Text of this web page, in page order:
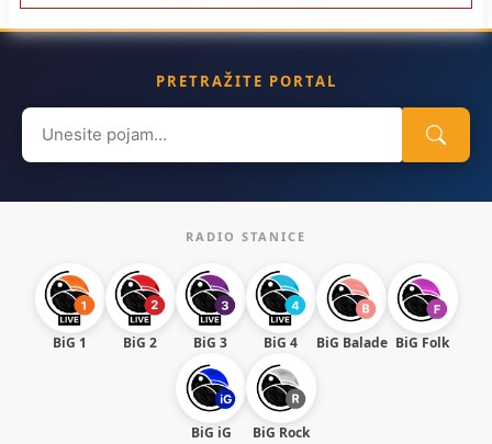
PRETRAŽITE PORTAL
Search
for:
RADIO STANICE
BiG 1 BiG 2 BiG 3 BiG 4 BiG Balade BiG Folk
BiG iG BiG Rock